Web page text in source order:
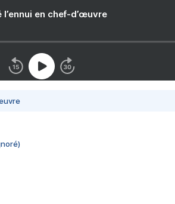
en chef-d’œuvre